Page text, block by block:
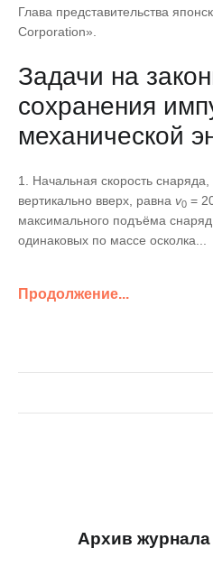
Глава представительства
Corporation».
Задачи на
сохранения
механической
1. Начальная скорость
вертикально вверх, равна v0 =
максимального подъёма
одинаковых по массе осколка...
Продолжение...
Архив